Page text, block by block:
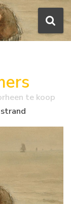
te koop